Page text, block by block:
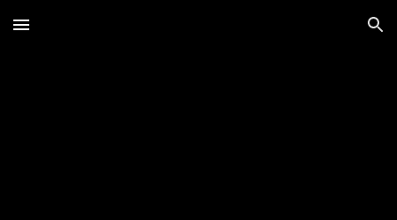
Skip to main content Skip to navigation